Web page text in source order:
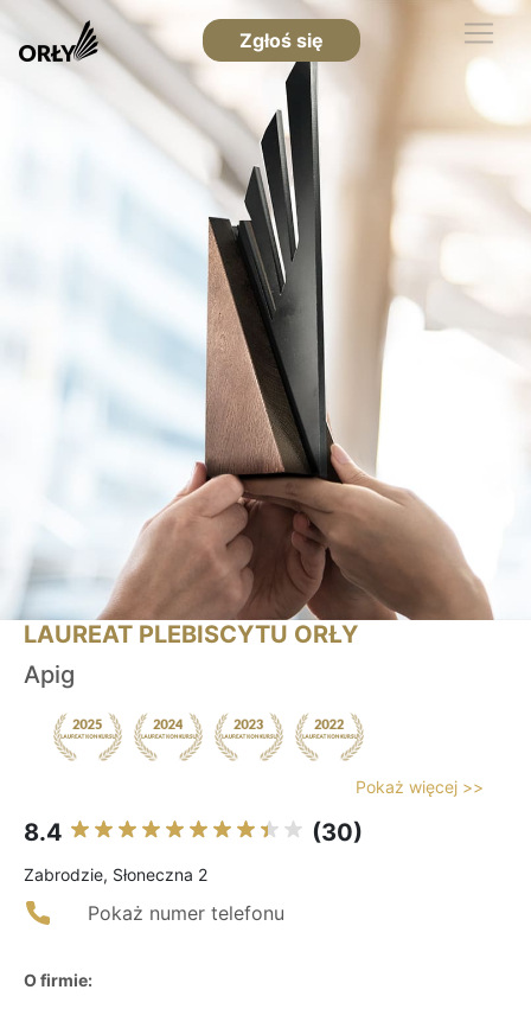
Zgłoś się
LAUREAT PLEBISCYTU ORŁY
Apig
Pokaż więcej >>
8.4 (30)
Zabrodzie, Słoneczna 2
Pokaż numer telefonu
O firmie: